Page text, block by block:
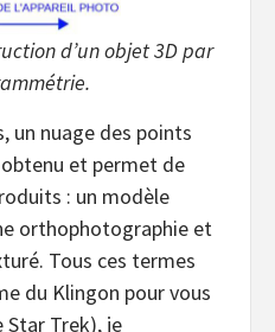
d’un objet 3D par
un nuage des points
et permet de
: un modèle
orthophotographie et
Tous ces termes
du Klingon pour vous
Star Trek), je